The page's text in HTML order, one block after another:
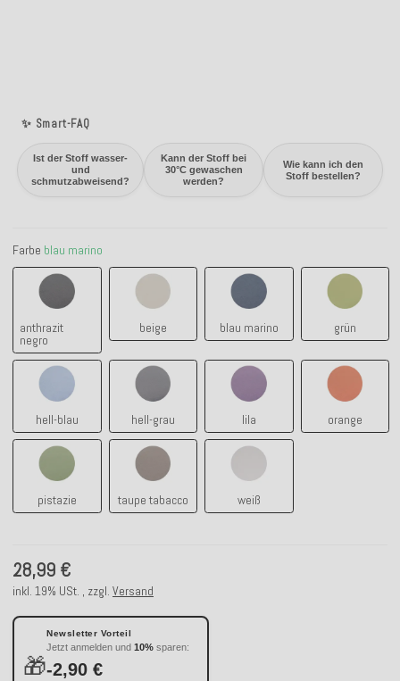
✨ Smart-FAQ
Ist der Stoff wasser-
und
schmutzabweisend?
Kann der Stoff bei
30°C gewaschen
werden?
Wie kann ich den
Stoff bestellen?
Farbe blau marino
anthrazit
negro
anthrazit negro
beige
beige
blau marino
blau marino
grün
grün
hell-blau
hell-blau
hell-grau
hell-grau
lila
lila
orange
orange
pistazie
pistazie
taupe tabacco
taupe tabacco
weiß
weiß
28,99 €
inkl. 19% USt. , zzgl. Versand
🎁
Newsletter Vorteil
Jetzt anmelden und 10% sparen:
-2,90 €